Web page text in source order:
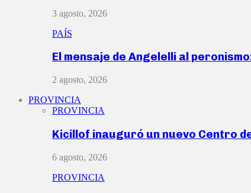
3 agosto, 2026
PAÍS
El mensaje de Angelelli al
2 agosto, 2026
PROVINCIA
PROVINCIA
Kicillof inauguró un nuevo Centro
6 agosto, 2026
PROVINCIA